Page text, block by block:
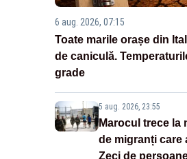
6 aug. 2026, 07:15
Toate marile orașe din
de caniculă.
grade
5 aug. 2026, 23:55
Marocul trece la
de migranți care
Zeci de